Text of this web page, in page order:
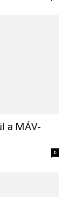
a MÁV-
0